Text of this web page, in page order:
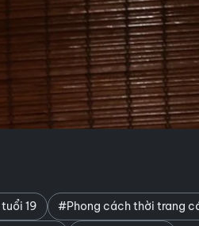
19
#Phong cách thời trang